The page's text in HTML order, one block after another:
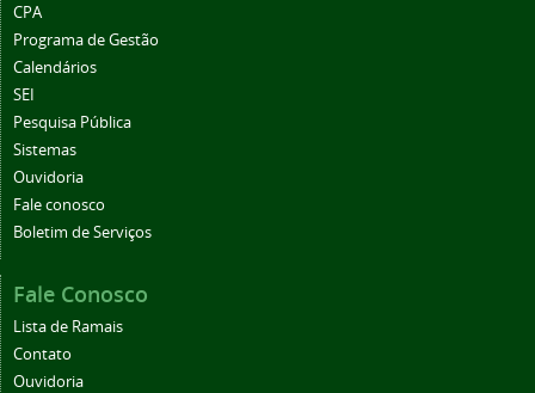
CPA
Programa de Gestão
Calendários
SEI
Pesquisa Pública
Sistemas
Ouvidoria
Fale conosco
Boletim de Serviços
Fale Conosco
Lista de Ramais
Contato
Ouvidoria